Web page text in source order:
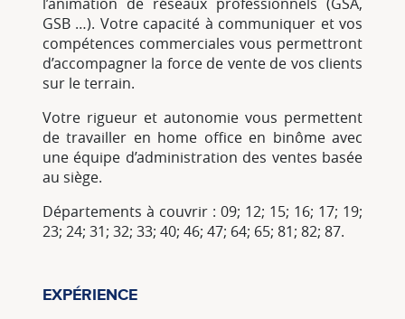
GSB …). Votre capacité à communiquer et vos
compétences commerciales vous permettront
d’accompagner la force de vente de vos clients
sur le terrain.
Votre rigueur et autonomie vous permettent
de travailler en home office en binôme avec
une équipe d’administration des ventes basée
au siège.
Départements à couvrir : 09; 12; 15; 16; 17; 19;
23; 24; 31; 32; 33; 40; 46; 47; 64; 65; 81; 82; 87.
EXPÉRIENCE